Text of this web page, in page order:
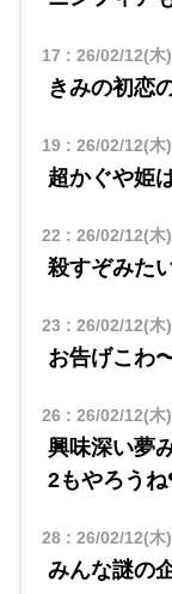
17 : 26/02/12(木
きみの初恋
19: 26/02/12(木
超かぐや姫
22 : 26/02/12(木
殺すぞみた
23 : 26/02/12(木
お告げこわ
26 : 26/02/12(木
興味深い夢
2もやろう
28: 26/02/12(木
みんな謎の